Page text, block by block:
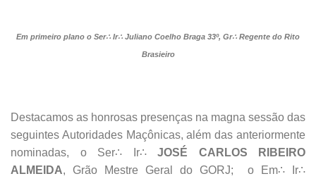
Em primeiro plano o Ser∴ Ir∴ Juliano Coelho Braga 33º, Gr∴ Regente do Rito
Brasieiro
Destacamos as honrosas presenças na magna sessão das
seguintes Autoridades Maçônicas, além das anteriormente
nominadas, o Ser∴ Ir∴ JOSÉ CARLOS RIBEIRO
ALMEIDA, Grão Mestre Geral do GORJ; o Em∴ Ir∴